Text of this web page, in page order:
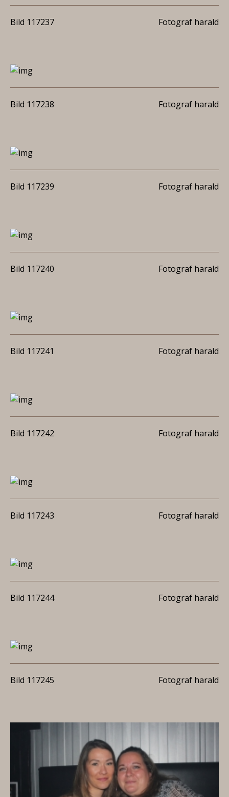
Bild 117237 Fotograf harald
Bild 117238 Fotograf harald
Bild 117239 Fotograf harald
Bild 117240 Fotograf harald
Bild 117241 Fotograf harald
Bild 117242 Fotograf harald
Bild 117243 Fotograf harald
Bild 117244 Fotograf harald
Bild 117245 Fotograf harald